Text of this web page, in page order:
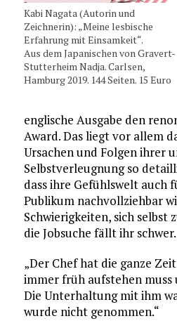
Kabi Nagata (Autorin und
Zeichnerin): „Meine lesbische
Erfahrung mit Einsamkeit“.
Aus dem Japanischen von Gravert-
Stutterheim Nadja. Carlsen,
Hamburg 2019. 144 Seiten. 15 Euro
englische Ausgabe den
Award. Das liegt vor allem
Ursachen und Folgen ihrer
Selbstverleugnung so
dass ihre Gefühlswelt auch
Publikum nachvollziehbar
Schwierigkeiten, sich selbst
die Jobsuche fällt ihr schwer.
„Der Chef hat die ganze
immer früh aufstehen muss
Die Unterhaltung mit ihm
wurde nicht genommen.“